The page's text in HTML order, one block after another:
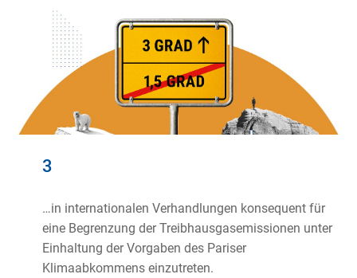
3
…in internationalen Verhandlungen konsequent für
eine Begrenzung der Treibhausgasemissionen unter
Einhaltung der Vorgaben des Pariser
Klimaabkommens einzutreten.